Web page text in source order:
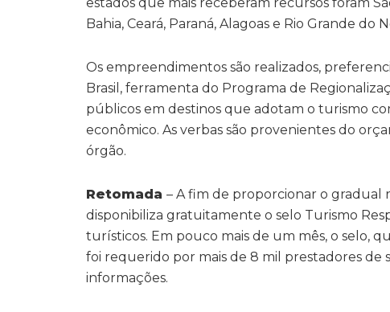
Bahia, Ceará, Paraná, Alagoas e Rio Grande do
Os empreendimentos são realizados,
Brasil, ferramenta do Programa de
públicos em destinos que adotam o turismo
econômico. As verbas são provenientes do
órgão.
Retomada – A fim de proporcionar o gradual
disponibiliza gratuitamente o selo Turismo
turísticos. Em pouco mais de um mês, o selo,
foi requerido por mais de 8 mil prestadores de
informações.